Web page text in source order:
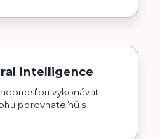
Intelligence
vykonávať
porovnateľnú s